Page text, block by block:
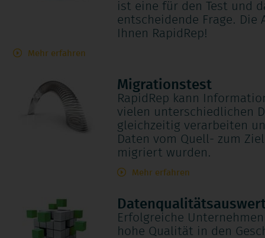
ist eine für den Test und
entscheidende Frage.
Ihnen RapidRep!
Mehr erfahren
Migrationstest
RapidRep kann
vielen unterschiedlichen
gleichzeitig verarbeiten
Daten vom Quell- zum
migriert wurden.
Mehr erfahren
Erfolgreiche
hohe Qualität in den